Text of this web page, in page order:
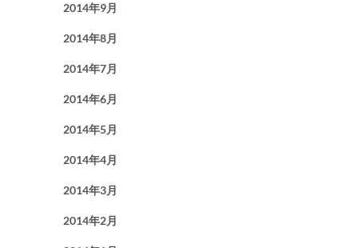
2014年9月
2014年8月
2014年7月
2014年6月
2014年5月
2014年4月
2014年3月
2014年2月